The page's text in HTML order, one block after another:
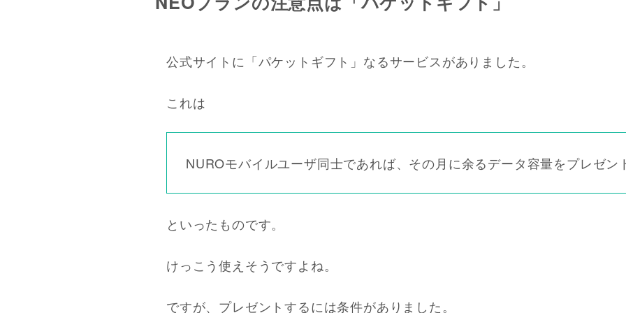
公式サイトに「パケットギフト」なるサービスがありました。
これは
NUROモバイルユーザ同士であれば、その月に余るデータ容量をプレゼン
といったものです。
けっこう使えそうですよね。
ですが、プレゼントするには条件がありました。